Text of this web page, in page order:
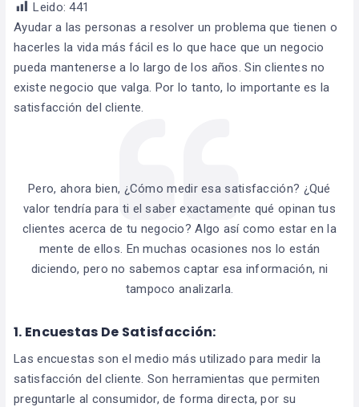
Leido: 441
Ayudar a las personas a resolver un problema que tienen o
hacerles la vida más fácil es lo que hace que un negocio
pueda mantenerse a lo largo de los años. Sin clientes no
existe negocio que valga. Por lo tanto, lo importante es la
satisfacción del cliente.
Pero, ahora bien, ¿Cómo medir esa satisfacción? ¿Qué
valor tendría para ti el saber exactamente qué opinan tus
clientes acerca de tu negocio? Algo así como estar en la
mente de ellos. En muchas ocasiones nos lo están
diciendo, pero no sabemos captar esa información, ni
tampoco analizarla.
1. Encuestas De Satisfacción:
Las encuestas son el medio más utilizado para medir la
satisfacción del cliente. Son herramientas que permiten
preguntarle al consumidor, de forma directa, por su